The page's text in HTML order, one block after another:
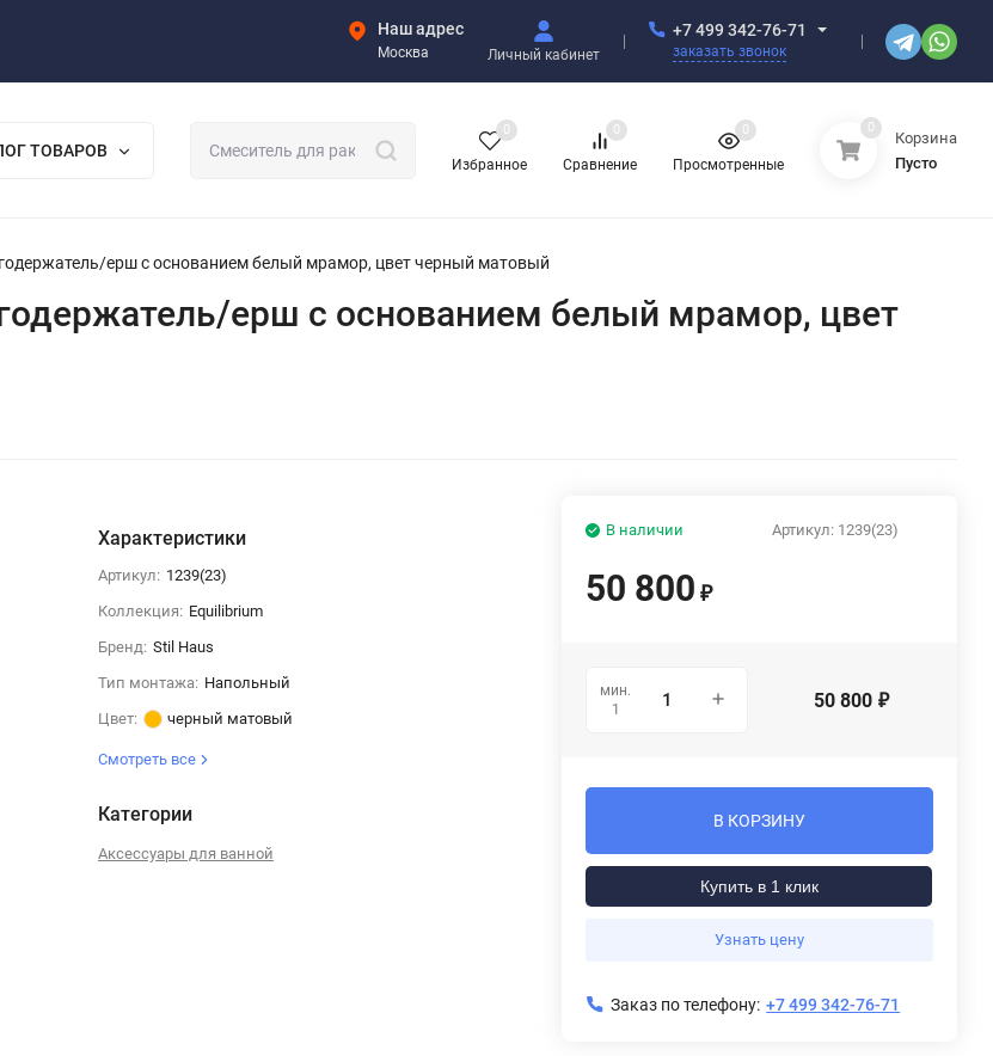
Наш адрес
Москва Личный кабинет
+7 499 342-76-71
заказать звонок
ТОВАРОВ
Избранное
0
Сравнение
0
Просмотренные
0 0
Корзина
Пусто
ерш с основанием белый мрамор, цвет черный матовый
ерш с основанием белый мрамор, цвет
Характеристики
Артикул: 1239(23)
Коллекция: Equilibrium
Бренд: Stil Haus
Тип монтажа: Напольный
Цвет:
черный матовый
Смотреть все
Категории
Аксессуары для ванной
Артикул: 1239(23)
В наличии
50 800 ₽
мин.
1
50 800 ₽
В КОРЗИНУ
Купить в 1 клик
Узнать цену
Заказ по телефону: +7 499 342-76-71